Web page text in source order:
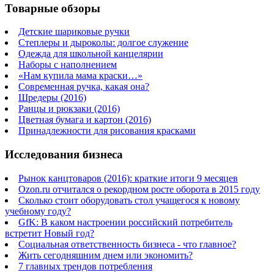
Товарные обзоры
Детские шариковые ручки
Степлеры и дыроколы: долгое служение
Одежда для школьной канцелярии
Наборы с наполнением
«Нам купила мама краски…»
Современная ручка, какая она?
Шредеры (2016)
Ранцы и рюкзаки (2016)
Цветная бумага и картон (2016)
Принадлежности для рисования красками
Исследования бизнеса
Рынок канцтоваров (2016): краткие итоги 9 месяцев
Ozon.ru отчитался о рекордном росте оборота в 2015 году
Сколько стоит оборудовать стол учащегося к новому
учебному году?
GfK: В каком настроении российский потребитель
встретит Новый год?
Социальная ответственность бизнеса - что главное?
Жить сегодняшним днем или экономить?
7 главных трендов потребления